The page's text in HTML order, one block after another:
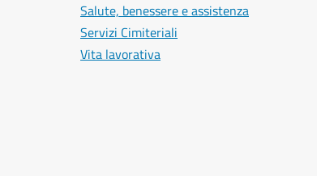
Salute, benessere e assistenza
Servizi Cimiteriali
Vita lavorativa